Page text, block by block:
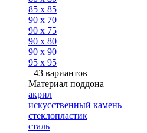
85 x 85
90 x 70
90 x 75
90 x 80
90 x 90
95 x 95
+43 вариантов
Материал поддона
акрил
искусственный камень
стеклопластик
сталь